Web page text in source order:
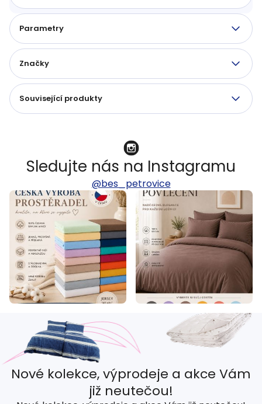
Parametry
Značky
Související produkty
Sledujte nás na Instagramu
@bes_petrovice
Nové kolekce, výprodeje a akce Vám
již neutečou!